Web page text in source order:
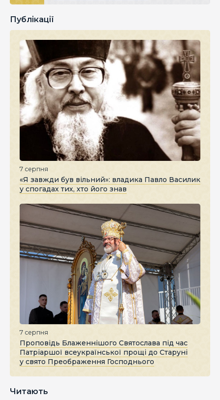
Публікації
7 серпня
«Я завжди був вільний»: владика Павло Василик
у спогадах тих, хто його знав
7 серпня
Проповідь Блаженнішого Святослава під час
Патріаршої всеукраїнської прощі до Старуні
у свято Преображення Господнього
Читають